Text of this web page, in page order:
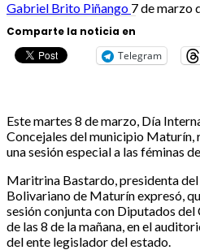
Gabriel Brito Piñango 7 de marzo
Comparte la noticia en
Telegram
Este martes 8 de marzo, Día
Concejales del municipio Maturín,
una sesión especial a las féminas
Maritrina Bastardo, presidenta
Bolivariano de Maturín expresó,
sesión conjunta con Diputados
de las 8 de la mañana, en el
del ente legislador del estado.